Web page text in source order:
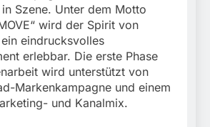
Szene. Unter dem Motto
wird der Spirit von
eindrucksvolles
erlebbar. Die erste Phase
wird unterstützt von
Markenkampagne und einem
und Kanalmix.